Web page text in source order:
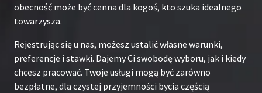
obecność może być cenna dla kogoś, kto szuka idealnego
towarzysza.
Rejestrując się u nas, możesz ustalić własne warunki,
preferencje i stawki. Dajemy Ci swobodę wyboru, jak i kiedy
chcesz pracować. Twoje usługi mogą być zarówno
bezpłatne, dla czystej przyjemności bycia częścią